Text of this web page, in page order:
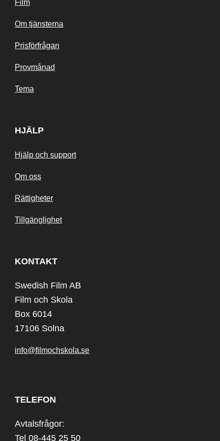
Film
Om tjänsterna
Prisförfrågan
Provmånad
Tema
HJÄLP
Hjälp och support
Om oss
Rättigheter
Tillgänglighet
KONTAKT
Swedish Film AB
Film och Skola
Box 6014
17106 Solna
info@filmochskola.se
TELEFON
Avtalsfrågor:
Tel 08-445 25 50